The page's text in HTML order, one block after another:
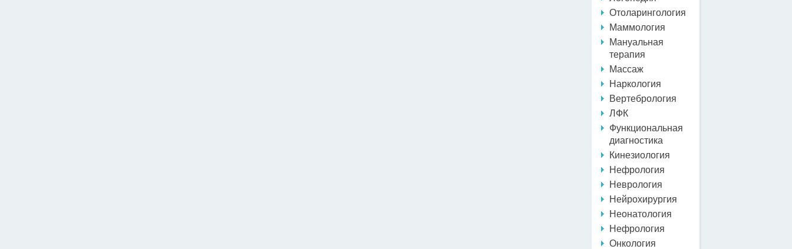
Отоларингология
Маммология
Мануальная
терапия
Массаж
Наркология
Вертебрология
ЛФК
Функциональная
диагностика
Кинезиология
Нефрология
Неврология
Нейрохирургия
Неонатология
Нефрология
Онкология